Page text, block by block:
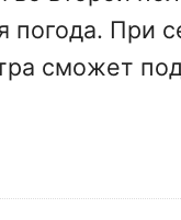
погода. При
сможет